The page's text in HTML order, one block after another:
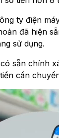
ty điện
đã hiện
sử dụng.
sẵn chính
cần